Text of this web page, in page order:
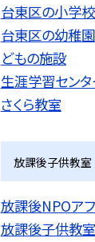
台東区の小学
台東区の幼稚園
どもの施設
生涯学習セン
さくら教室
放課後子供教室
放課後NPOア
放課後子供教